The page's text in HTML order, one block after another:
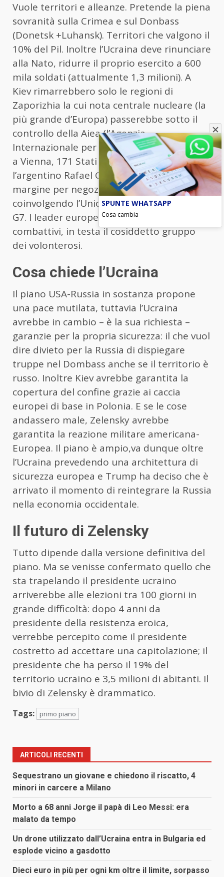
Vuole territori e alleanze. Pretende la piena
sovranità sulla Crimea e sul Donbass
(Donetsk +Luhansk). Territori che valgono il
10% del Pil. Inoltre l’Ucraina deve rinunciare
alla Nato, ridurre il proprio esercito a 600
mila soldati (attualmente 1,3 milioni). A
Kiev rimarrebbero solo le regioni di
Zaporizhia la cui nota centrale nucleare (la
più grande d’Europa) passerebbe sotto il
controllo della Aiea (l’Agenzia
Internazionale per l’Energia Atomica, sede
a Vienna, 171 Stati membri, presidente
l’argentino Rafael Grossi). Ma c’è ancora un
margine per negoziare gli ultimi dettagli,
coinvolgendo l’Unione Europea e i Paesi del
G7. I leader europei sono al momento i più
combattivi, in testa il cosiddetto gruppo
dei volonterosi.
Cosa chiede l’Ucraina
Il piano USA-Russia in sostanza propone
una pace mutilata, tuttavia l’Ucraina
avrebbe in cambio – è la sua richiesta –
garanzie per la propria sicurezza: il che vuol
dire divieto per la Russia di dispiegare
truppe nel Dombass anche se il territorio è
russo. Inoltre Kiev avrebbe garantita la
copertura del confine grazie ai caccia
europei di base in Polonia. E se le cose
andassero male, Zelensky avrebbe
garantita la reazione militare americana-
Europea. Il piano è ampio,va dunque oltre
l’Ucraina prevedendo una architettura di
sicurezza europea e Trump ha deciso che è
arrivato il momento di reintegrare la Russia
nella economia occidentale.
Il futuro di Zelensky
Tutto dipende dalla versione definitiva del
piano. Ma se venisse confermato quello che
sta trapelando il presidente ucraino
arriverebbe alle elezioni tra 100 giorni in
grande difficoltà: dopo 4 anni da
presidente della resistenza eroica,
verrebbe percepito come il presidente
costretto ad accettare una capitolazione; il
presidente che ha perso il 19% del
territorio ucraino e 3,5 milioni di abitanti. Il
bivio di Zelensky è drammatico.
Tags: primo piano
ARTICOLI RECENTI
Sequestrano un giovane e chiedono il riscatto, 4
minori in carcere a Milano
Morto a 68 anni Jorge il papà di Leo Messi: era
malato da tempo
Un drone utilizzato dall’Ucraina entra in Bulgaria ed
esplode vicino a gasdotto
Dieci euro in più per ogni km oltre il limite, sorpasso
SPUNTE WHATSAPP
Cosa cambia